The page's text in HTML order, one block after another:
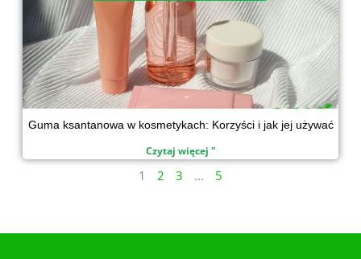
Guma ksantanowa w kosmetykach: Korzyści i jak jej używać
Czytaj więcej "
1 2 3 ... 5